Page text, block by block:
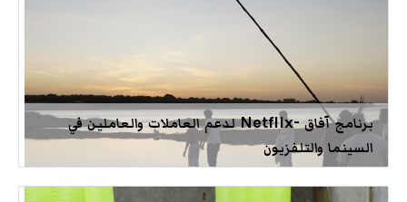
برنامج آفاق -Netflix لدعم العاملات والعاملين في
السينما والتلفزيون